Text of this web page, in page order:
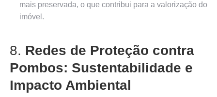
mais preservada, o que contribui para a valorização do
imóvel.
8. Redes de Proteção contra
Pombos: Sustentabilidade e
Impacto Ambiental